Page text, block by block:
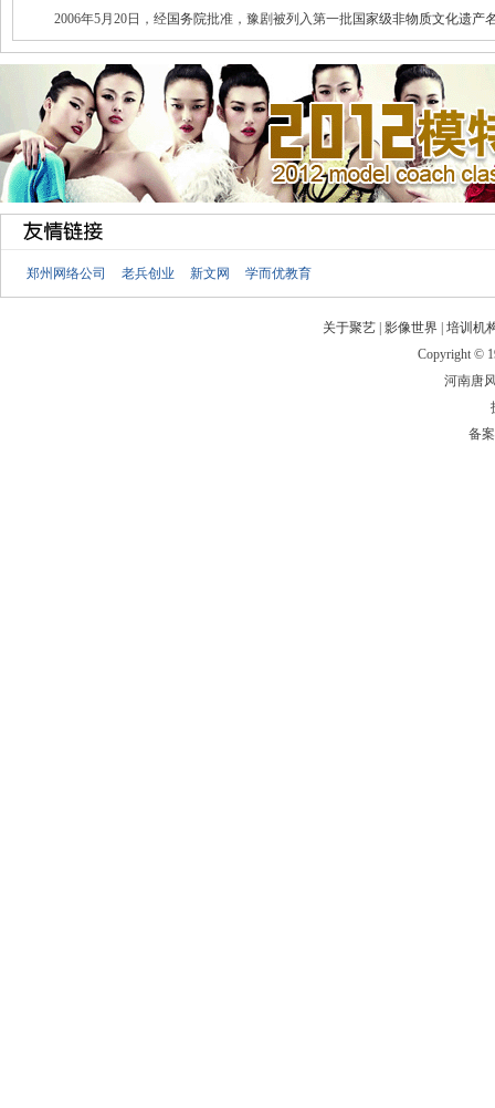
2006年5月20日，经国务院批准，豫剧被列入第一批国家级非物质文化遗产
郑州网络公司 老兵创业 新文网 学而优教育
关于聚艺 影像世界 培训机
Copyright ©
河南唐
备